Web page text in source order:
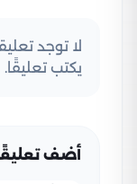
لا توجد
يكتب تعليقًا.
أضف